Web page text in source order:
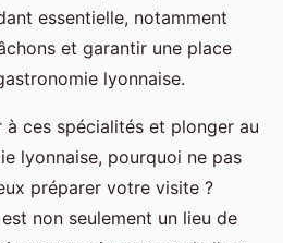
essentielle, notamment
et garantir une place
lyonnaise.
ces spécialités et plonger au
lyonnaise, pourquoi ne pas
préparer votre visite ?
non seulement un lieu de